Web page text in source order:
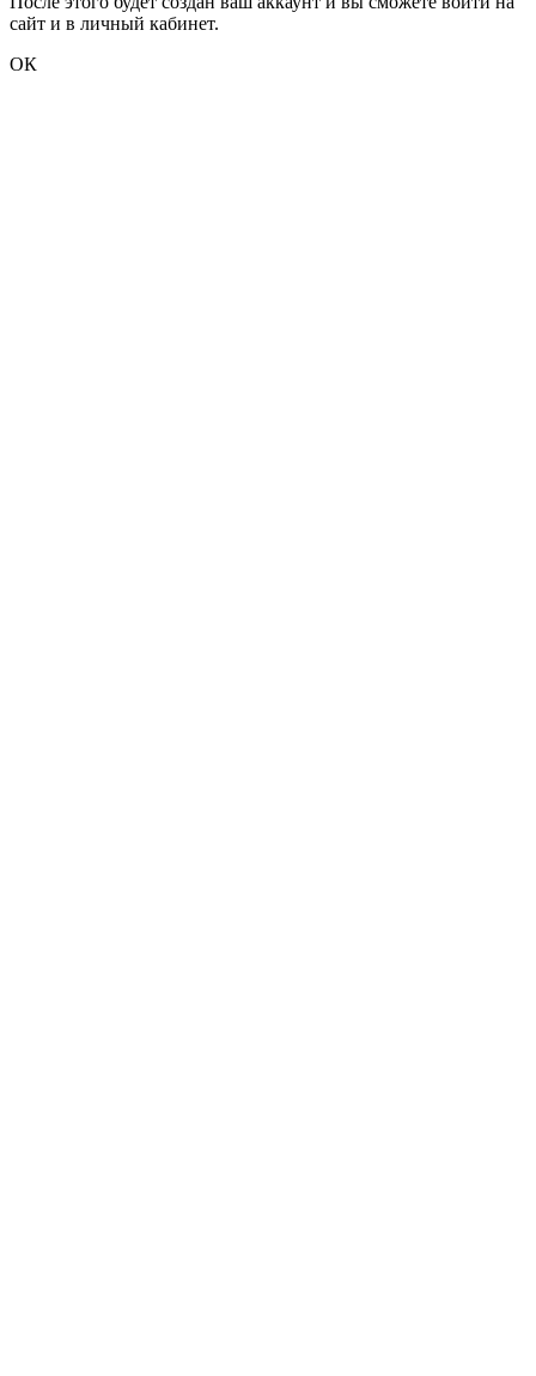
сайт и в личный кабинет.
ОК